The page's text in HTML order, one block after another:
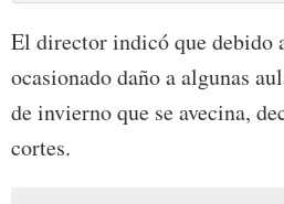
El director indicó que debido
ocasionado daño a algunas
de invierno que se avecina,
cortes.